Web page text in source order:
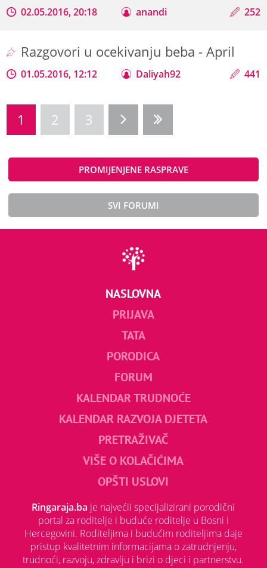
02.05.2016, 20:18 anandi 252
Razgovori u ocekivanju beba - April
01.05.2016, 12:12 Daliyah92 441
1 2 3
PROMIJENJENE RASPRAVE
SVI FORUMI
NASLOVNA
PRIJAVA
TATA
PORODICA
FORUM
KALENDAR TRUDNOĆE
KALENDAR RAZVOJA DJETETA
PRETRAŽIVAČ
VIŠE O KOLAČIĆIMA
OPŠTI USLOVI
Ringaraja.ba je najvećii specijalizirani porodični
portal za roditelje i buduće roditelje u Bosni i
Hercegovini. Roditeljima i budućim roditeljima daje
pristup kvalitetnim informacijama o zatrudnjenju,
trudnoći, razvoju, zdravlju i brizi o djeci i partnerstvu.